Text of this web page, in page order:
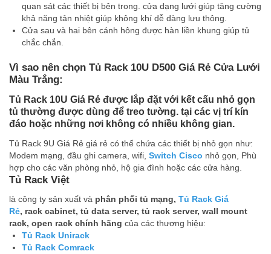
quan sát các thiết bị bên trong. cửa dạng lưới giúp tăng cường
khả năng tản nhiệt giúp không khí dễ dàng lưu thông.
Cửa sau và hai bên cánh hông được hàn liền khung giúp tủ
chắc chắn.
Vì sao nên chọn Tủ Rack 10U D500 Giá Rẻ Cửa Lưới
Màu Trắng:
Tủ Rack 10U Giá Rẻ được lắp đặt với kết cấu nhỏ gọn
tủ thường được dùng để treo tường. tại các vị trí kín
đáo hoặc những nơi không có nhiều không gian.
Tủ Rack 9U Giá Rẻ giá rẻ có thể chứa các thiết bị nhỏ gọn như:
Modem mạng, đầu ghi camera, wifi, Switch Cisco nhỏ gọn, Phù
hợp cho các văn phòng nhỏ, hộ gia đình hoặc các cửa hàng.
Tủ Rack Việt
là công ty sản xuất và phân phối tủ mạng, Tủ Rack Giá
Rẻ, rack cabinet, tủ data server, tủ rack server, wall mount
rack, open rack chính hãng của các thương hiệu:
Tủ Rack Unirack
Tủ Rack Comrack